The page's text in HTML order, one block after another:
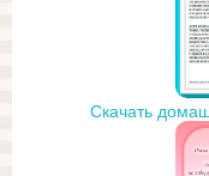
Скачать